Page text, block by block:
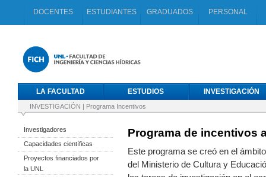
DOCENTES ESTUDIANTES GRADUADOS PERSONAL
LA FACULTAD ESTUDIOS INVESTIGACIÓN
INVESTIGACIÓN | Programa Incentivos
Investigadores
Capacidades científicas
Proyectos financiados por
la UNL
Programa de incentivos
Este programa se creó en el
del Ministerio de Cultura y